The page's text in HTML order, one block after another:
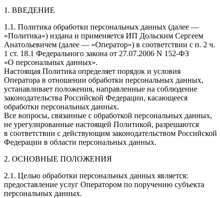
1. ВВЕДЕНИЕ
1.1. Политика обработки персональных данных (далее —
«Политика») издана и применяется ИП Дольским Сергеем
Анатольевичем (далее — «Оператор») в соответствии с п. 2 ч.
1 ст. 18.1 Федерального закона от 27.07.2006 N 152-ФЗ
«О персональных данных».
Настоящая Политика определяет порядок и условия
Оператора в отношении обработки персональных данных,
устанавливает положения, направленные на соблюдение
законодательства Российской Федерации, касающееся
обработки персональных данных.
Все вопросы, связанные с обработкой персональных данных,
не урегулированные настоящей Политикой, разрешаются
в соответствии с действующим законодательством Российской
Федерации в области персональных данных.
2. ОСНОВНЫЕ ПОЛОЖЕНИЯ
2.1. Целью обработки персональных данных является:
предоставление услуг Оператором по поручению субъекта
персональных данных.